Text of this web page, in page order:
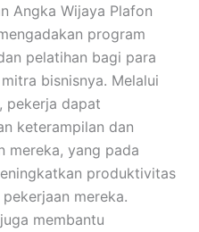
Angka Wijaya Plafon
program
pelatihan bagi para
bisnisnya. Melalui
pekerja dapat
keterampilan dan
mereka, yang pada
produktivitas
mereka.
membantu